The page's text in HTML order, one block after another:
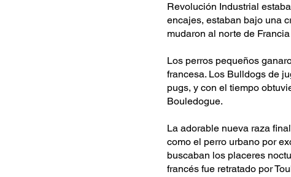
Revolución Industrial
encajes, estaban bajo una
mudaron al norte de
Los perros pequeños
francesa. Los Bulldogs de
pugs, y con el tiempo
Bouledogue.
La adorable nueva raza
como el perro urbano por
buscaban los placeres
francés fue retratado por